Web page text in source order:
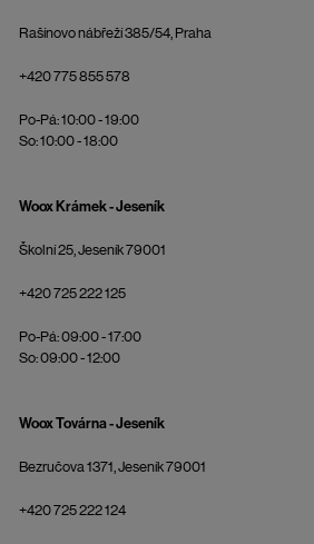
Rašínovo nábřeží 385/54, Praha
+420 775 855 578
Po-Pá: 10:00 - 19:00
So: 10:00 - 18:00
Woox Krámek - Jeseník
Školní 25, Jeseník 79001
+420 725 222 125
Po-Pá: 09:00 - 17:00
So: 09:00 - 12:00
Woox Továrna - Jeseník
Bezručova 1371, Jeseník 79001
+420 725 222 124